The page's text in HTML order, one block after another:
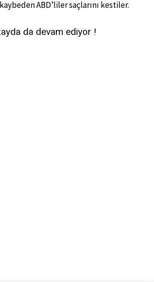
ABD’liler saçlarını kestiler.
da devam ediyor !